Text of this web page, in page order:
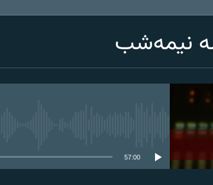
نیمه‌شب
57:00